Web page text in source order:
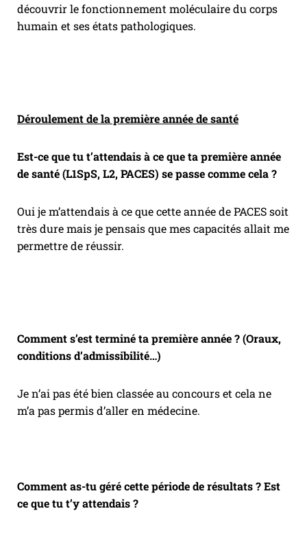
découvrir le fonctionnement moléculaire du corps
humain et ses états pathologiques.
Déroulement de la première année de santé
Est-ce que tu t’attendais à ce que ta première année
de santé (L1SpS, L2, PACES) se passe comme cela ?
Oui je m’attendais à ce que cette année de PACES soit
très dure mais je pensais que mes capacités allait me
permettre de réussir.
Comment s’est terminé ta première année ? (Oraux,
conditions d’admissibilité…)
Je n’ai pas été bien classée au concours et cela ne
m’a pas permis d’aller en médecine.
Comment as-tu géré cette période de résultats ? Est
ce que tu t’y attendais ?